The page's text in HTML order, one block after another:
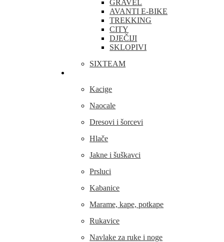
GRAVEL
AVANTI E-BIKE
TREKKING
CITY
DJEČIJI
SKLOPIVI
SIXTEAM
Kacige
Naocale
Dresovi i šorcevi
Hlače
Jakne i šuškavci
Prsluci
Kabanice
Marame, kape, potkape
Rukavice
Navlake za ruke i noge